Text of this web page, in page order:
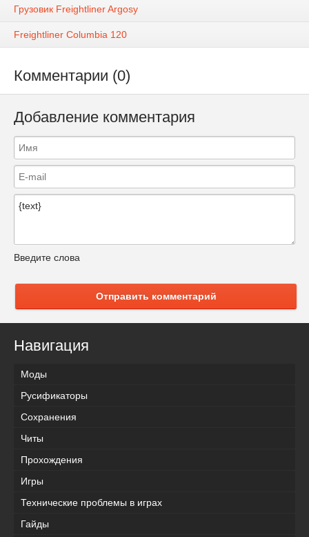
Грузовик Freightliner Argosy
Freightliner Columbia 120
Комментарии (0)
Добавление комментария
Введите слова
Отправить комментарий
Навигация
Моды
Русификаторы
Сохранения
Читы
Прохождения
Игры
Технические проблемы в играх
Гайды